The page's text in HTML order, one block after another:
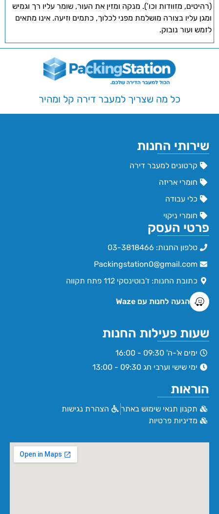
(רהיטים, מזוודות וכו’). מנקה ומזין את העור, שומר עליו רך וגמיש
ומגן עליו בצורה מושלמת מפני לכלוך, כתמים וזיעה. אינו מתאים
לזמש ועור נובוק.
כל מה שצריך למעבר דירה קל ומהיר
שירותי החנות
קרטונים למעבר דירה
חומרי אריזה
כלי עבודה
חומרי ניקוי
פרטי העסק
טלפון החנות: 03-3818466
Packingstation0@gmail.com
כתובת החנות: ז'בוטינסקי 112 פתח תקווה
הגעה לחנות עם Waze
שעות פעילות החנות
ימים א'-ה' 09:30 - 16:00
ימי שישי וערבי חג 09:30 - 13:00
הוראות
תקנון תנאי שימוש באתר
הצהרת נגישות
מדיניות פרטיות